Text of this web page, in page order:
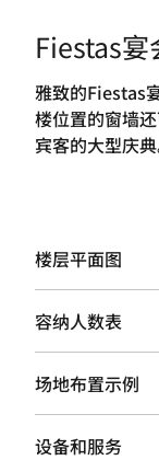
Fiestas宴
雅致的Fiestas
楼位置的窗墙
宾客的大型庆典
楼层平面图
容纳人数表
场地布置示例
设备和服务